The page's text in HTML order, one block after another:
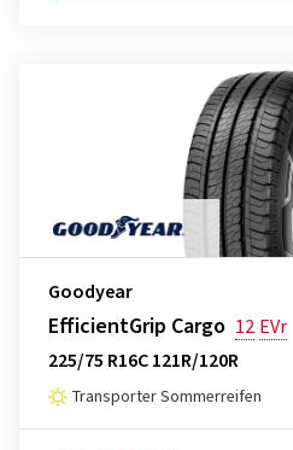
Goodyear
EfficientGrip Cargo 12 EVr
225/75 R16C 121R/120R
Transporter Sommerreifen